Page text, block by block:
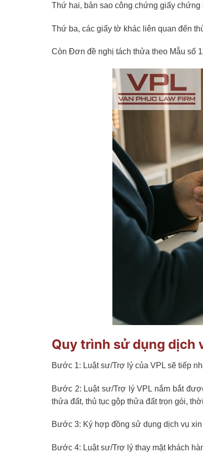
Thứ hai, bản sao công chứng giấy
Thứ ba, các giấy tờ khác liên quan đến
Còn Đơn đề nghị tách thửa theo Mẫu số
Quy trình sử dụng dịch
Bước 1: Luật sư/Trợ lý của VPL sẽ tiếp
Bước 2: Luật sư/Trợ lý VPL nắm bắt
thửa đất, thủ tục gộp thửa đất trọn gói,
Bước 3: Ký hợp đồng sử dụng dịch vụ
Bước 4: Luật sư/Trợ lý thay mặt khách